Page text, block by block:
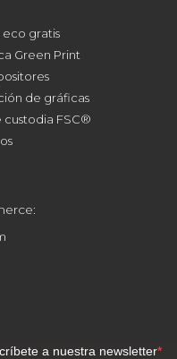
eco gratis
Green Print
de gráficas
custodia FSC®